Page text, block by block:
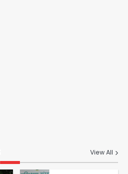
View All